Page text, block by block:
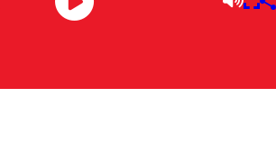
Descarga la APP